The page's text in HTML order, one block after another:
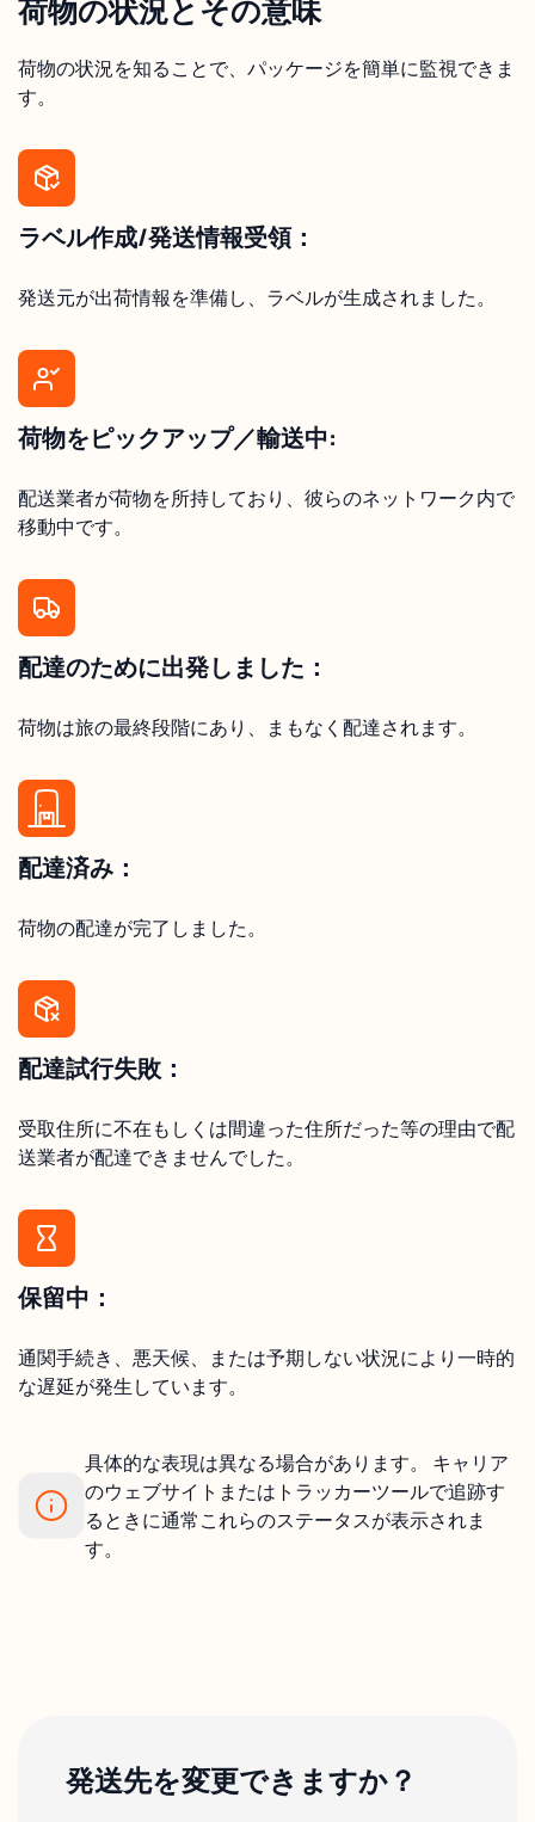
荷物の状況とその意味
荷物の状況を知ることで、パッケージを簡単に監視できま
す。
ラベル作成/発送情報受領：
発送元が出荷情報を準備し、ラベルが生成されました。
荷物をピックアップ／輸送中:
配送業者が荷物を所持しており、彼らのネットワーク内で
移動中です。
配達のために出発しました：
荷物は旅の最終段階にあり、まもなく配達されます。
配達済み：
荷物の配達が完了しました。
配達試行失敗：
受取住所に不在もしくは間違った住所だった等の理由で配
送業者が配達できませんでした。
保留中：
通関手続き、悪天候、または予期しない状況により一時的
な遅延が発生しています。
具体的な表現は異なる場合があります。 キャリア
のウェブサイトまたはトラッカーツールで追跡す
るときに通常これらのステータスが表示されま
す。
発送先を変更できますか？